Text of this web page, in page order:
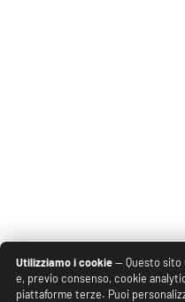
Utilizziamo i cookie— Questo sito
e, previo consenso, cookie
piattaforme terze. Puoi